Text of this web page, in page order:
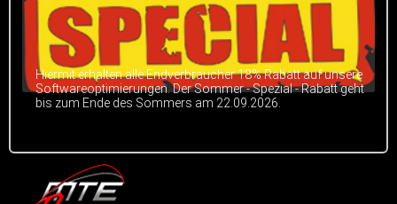
Hiermit erhalten alle Endverbraucher 18% Rabatt auf unsere
Softwareoptimierungen. Der Sommer - Spezial - Rabatt geht
bis zum Ende des Sommers am 22.09.2026.